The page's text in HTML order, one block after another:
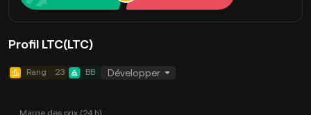
Profil LTC(LTC)
Rang 23 BB Développer
Marge des prix (24 h)